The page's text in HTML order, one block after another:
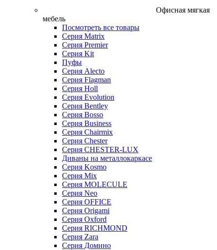
Офисная мягкая
мебель
Посмотреть все товары
Серия Matrix
Серия Premier
Серия Kit
Пуфы
Серия Alecto
Серия Flagman
Серия Holl
Серия Evolution
Серия Bentley
Серия Bosso
Серия Business
Серия Chairmix
Серия Chester
Серия CHESTER-LUX
Диваны на металлокаркасе
Серия Kosmo
Серия Mix
Серия MOLECULE
Серия Neo
Серия OFFICE
Серия Origami
Серия Oxford
Серия RICHMOND
Серия Zara
Серия Домино